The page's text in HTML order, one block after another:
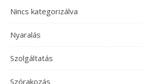
Nincs kategorizálva
Nyaralás
Szolgáltatás
Szórakozás